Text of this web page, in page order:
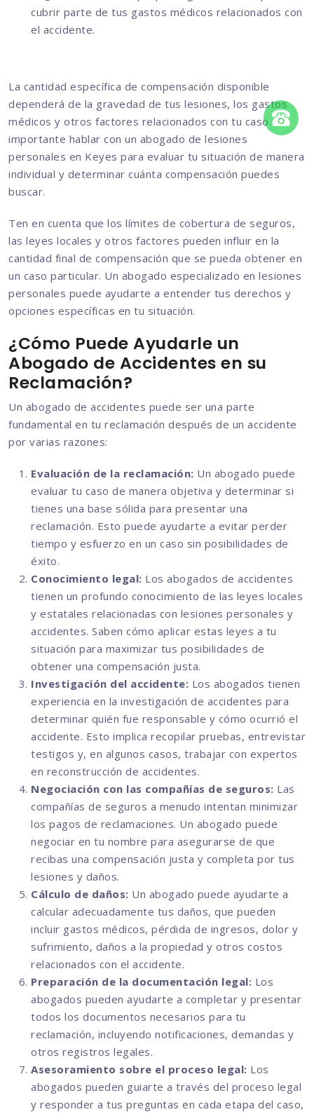
cubrir parte de tus gastos médicos relacionados con
el accidente.
La cantidad específica de compensación disponible
dependerá de la gravedad de tus lesiones, los gastos
médicos y otros factores relacionados con tu caso. Es
importante hablar con un abogado de lesiones
personales en Keyes para evaluar tu situación de manera
individual y determinar cuánta compensación puedes
buscar.
Ten en cuenta que los límites de cobertura de seguros,
las leyes locales y otros factores pueden influir en la
cantidad final de compensación que se pueda obtener en
un caso particular. Un abogado especializado en lesiones
personales puede ayudarte a entender tus derechos y
opciones específicas en tu situación.
¿Cómo Puede Ayudarle un
Abogado de Accidentes en su
Reclamación?
Un abogado de accidentes puede ser una parte
fundamental en tu reclamación después de un accidente
por varias razones:
Evaluación de la reclamación: Un abogado puede
evaluar tu caso de manera objetiva y determinar si
tienes una base sólida para presentar una
reclamación. Esto puede ayudarte a evitar perder
tiempo y esfuerzo en un caso sin posibilidades de
éxito.
Conocimiento legal: Los abogados de accidentes
tienen un profundo conocimiento de las leyes locales
y estatales relacionadas con lesiones personales y
accidentes. Saben cómo aplicar estas leyes a tu
situación para maximizar tus posibilidades de
obtener una compensación justa.
Investigación del accidente: Los abogados tienen
experiencia en la investigación de accidentes para
determinar quién fue responsable y cómo ocurrió el
accidente. Esto implica recopilar pruebas, entrevistar
testigos y, en algunos casos, trabajar con expertos
en reconstrucción de accidentes.
Negociación con las compañías de seguros: Las
compañías de seguros a menudo intentan minimizar
los pagos de reclamaciones. Un abogado puede
negociar en tu nombre para asegurarse de que
recibas una compensación justa y completa por tus
lesiones y daños.
Cálculo de daños: Un abogado puede ayudarte a
calcular adecuadamente tus daños, que pueden
incluir gastos médicos, pérdida de ingresos, dolor y
sufrimiento, daños a la propiedad y otros costos
relacionados con el accidente.
Preparación de la documentación legal: Los
abogados pueden ayudarte a completar y presentar
todos los documentos necesarios para tu
reclamación, incluyendo notificaciones, demandas y
otros registros legales.
Asesoramiento sobre el proceso legal: Los
abogados pueden guiarte a través del proceso legal
y responder a tus preguntas en cada etapa del caso,